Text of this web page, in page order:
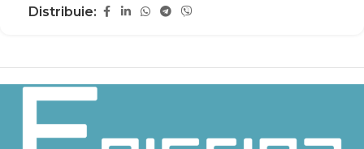
Distribuie: